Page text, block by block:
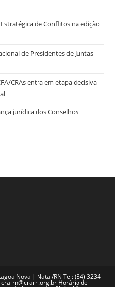
de Conflitos na edição
de Presidentes de Juntas
CRAs entra em etapa decisiva
jurídica dos Conselhos
Nova | Natal/RN Tel: (84) 3234-
rn@crarn.org.br Horário de